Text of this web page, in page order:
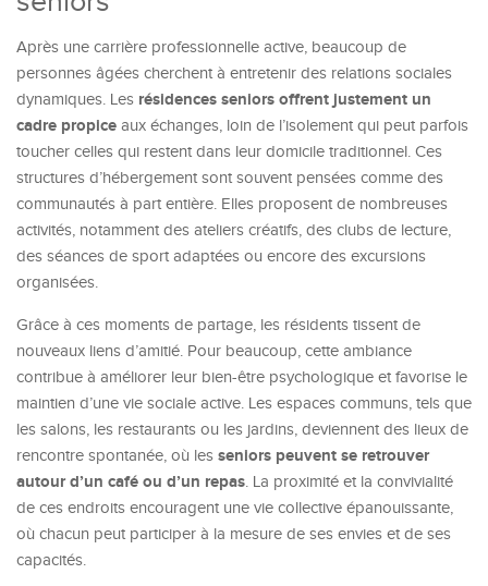
Après une carrière professionnelle active, beaucoup de
personnes âgées cherchent à entretenir des relations sociales
dynamiques. Les résidences seniors offrent justement un
cadre propice aux échanges, loin de l’isolement qui peut parfois
toucher celles qui restent dans leur domicile traditionnel. Ces
structures d’hébergement sont souvent pensées comme des
communautés à part entière. Elles proposent de nombreuses
activités, notamment des ateliers créatifs, des clubs de lecture,
des séances de sport adaptées ou encore des excursions
organisées.
Grâce à ces moments de partage, les résidents tissent de
nouveaux liens d’amitié. Pour beaucoup, cette ambiance
contribue à améliorer leur bien-être psychologique et favorise le
maintien d’une vie sociale active. Les espaces communs, tels que
les salons, les restaurants ou les jardins, deviennent des lieux de
rencontre spontanée, où les seniors peuvent se retrouver
autour d’un café ou d’un repas. La proximité et la convivialité
de ces endroits encouragent une vie collective épanouissante,
où chacun peut participer à la mesure de ses envies et de ses
capacités.